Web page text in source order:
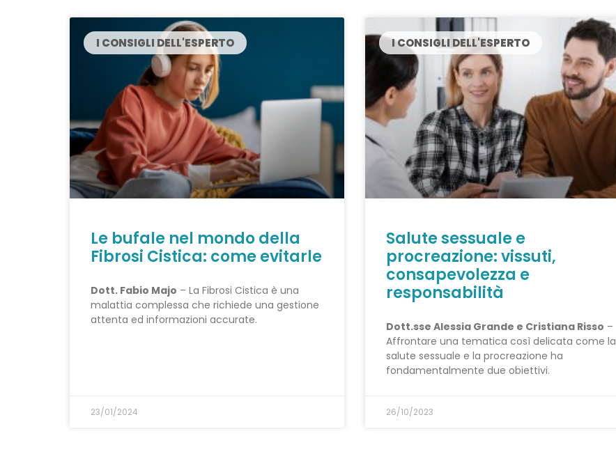
I CONSIGLI DELL'ESPERTO
Le bufale nel mondo della
Fibrosi Cistica: come evitarle
Dott. Fabio Majo – La Fibrosi Cistica è una
malattia complessa che richiede una gestione
attenta ed informazioni accurate.
23/01/2024
I CONSIGLI DELL'ESPERTO
Salute sessuale e
procreazione: vissuti,
consapevolezza e
responsabilità
Dott.sse Alessia Grande e Cristiana Risso –
Affrontare una tematica così delicata come la
salute sessuale e la procreazione ha
fondamentalmente due obiettivi.
26/10/2023